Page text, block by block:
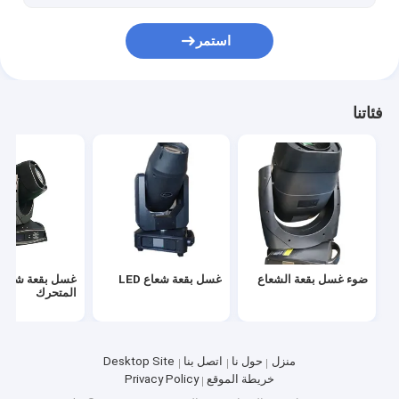
استمر
فئاتنا
ضوء غسل بقعة الشعاع غسل بقعة شعاع LED
غسل بقعة
المتحرك
منزل حول نا اتصل بنا
Desktop Site
خريطة الموقع
Privacy Policy